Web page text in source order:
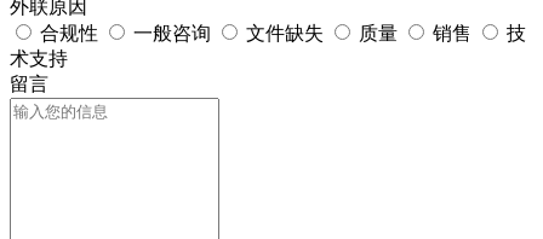
外联原因
合规性
一般咨询 文件缺失 质量 销售
技
术支持
留言